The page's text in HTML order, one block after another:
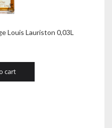
Louis Lauriston 0,03L
cart